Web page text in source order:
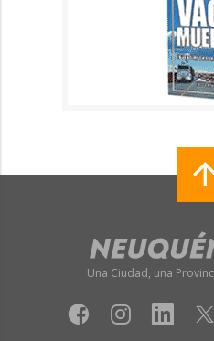
Una Ciudad, una